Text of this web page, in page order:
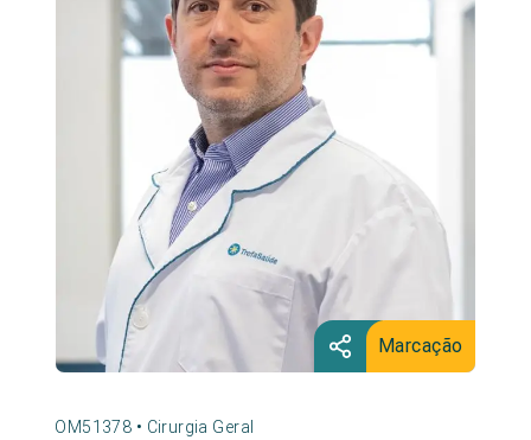
Marcação
OM51378 • Cirurgia Geral